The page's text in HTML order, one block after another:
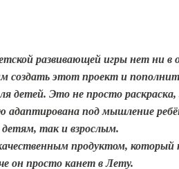
развивающей игры нет ни в
создать этот проект и
детей. Это не просто раскраска,
адаптирована под мышление
так и взрослым.
продуктом,
он просто канет в Лету.